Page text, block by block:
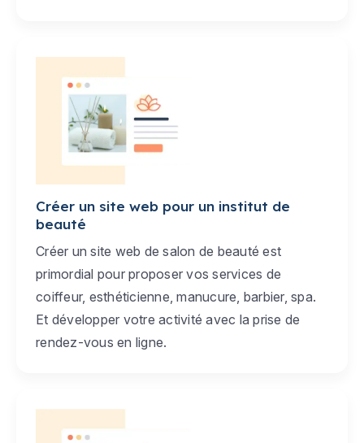
Créer un site web pour un institut de
beauté
Créer un site web de salon de beauté est
primordial pour proposer vos services de
coiffeur, esthéticienne, manucure, barbier, spa.
Et développer votre activité avec la prise de
rendez-vous en ligne.